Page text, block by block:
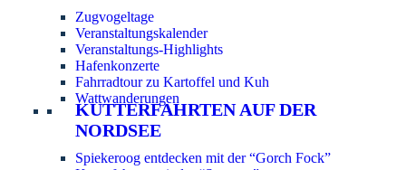
Zugvogeltage
Veranstaltungskalender
Veranstaltungs-Highlights
Hafenkonzerte
Fahrradtour zu Kartoffel und Kuh
Wattwanderungen
KUTTERFAHRTEN AUF DER
NORDSEE
Spiekeroog entdecken mit der “Gorch Fock”